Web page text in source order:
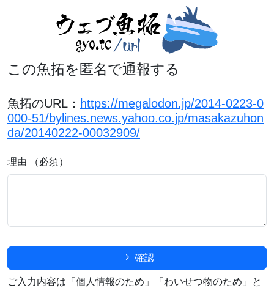
この魚拓を匿名で通報する
魚拓のURL： https://megalodon.jp/2014-0223-0
000-51/bylines.news.yahoo.co.jp/masakazuhon
da/20140222-00032909/
理由 （必須）
確認
ご入力内容は「個人情報のため」「わいせつ物のため」と